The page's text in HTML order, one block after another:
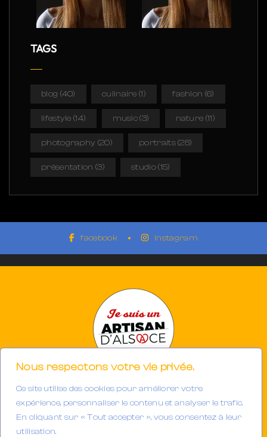
Nous respectons votre vie privée.
Ce site utilise des cookies pour améliorer votre
expérience, personnaliser le contenu et analyser le trafic.
En cliquant sur « Tout accepter », vous consentez à leur
utilisation.
TAGS
blog (40) culinaire (1) fashion (6)
lifestyle (14) music(3) nature (11)
photography (20) portraits(28)
présentation (3) studio(15)
facebook instagram
Photographe à Mulhouse-Riedisheim (68)
Tél. : 06.32.63.34.98